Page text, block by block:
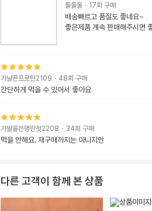
돌돌돌 · 17회 구매
배송빠르고 품질도 좋네요~
좋은제품 계속 판매해주시면
가냘픈프로틴2109 · 48회 구매
간단하게 먹을 수 있어서 좋아요
가발을쓴명란젓2208 · 34회 구매
먹을 만해요. 재구매까지는 아니지만
다른 고객이 함께 본 상품